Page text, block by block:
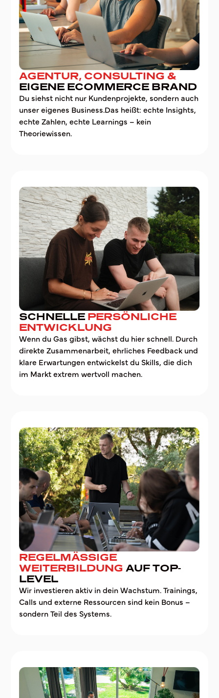
AGENTUR, CONSULTING &
EIGENE ECOMMERCE BRAND
Du siehst nicht nur Kundenprojekte, sondern auch
unser eigenes Business.Das heißt: echte Insights,
echte Zahlen, echte Learnings – kein
Theoriewissen.
SCHNELLE PERSÖNLICHE
ENTWICKLUNG
Wenn du Gas gibst, wächst du hier schnell. Durch
direkte Zusammenarbeit, ehrliches Feedback und
klare Erwartungen entwickelst du Skills, die dich
im Markt extrem wertvoll machen.
REGELMÄSSIGE W
EITERBILDUNG AUF TOP-
LEVEL
Wir investieren aktiv in dein Wachstum. Trainings,
Calls und externe Ressourcen sind kein Bonus –
sondern Teil des Systems.